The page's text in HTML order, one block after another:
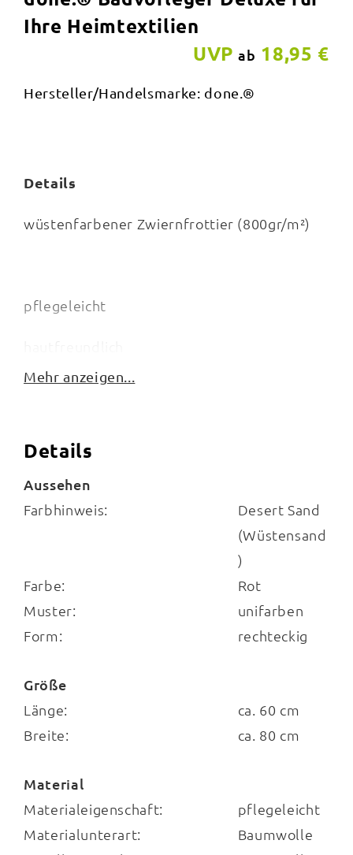
Ihre Heimtextilien
UVPab 18,95 €
Hersteller/Handelsmarke: done.®
Details
wüstenfarbener Zwiernfrottier (800gr/m²)
pflegeleicht
waschbar bis 60 Grad
ca. 80 x 60 cm (BxL)
Highlights
Frottierserie
Mehr anzeigen...
Details
Aussehen
Farbhinweis:
Desert Sand
(Wüstensand
)
Farbe:
Rot
Muster:
unifarben
Form:
rechteckig
Größe
Länge:
ca. 60 cm
Breite:
ca. 80 cm
Material
Materialeigenschaft:
pflegeleicht
Materialunterart:
Baumwolle